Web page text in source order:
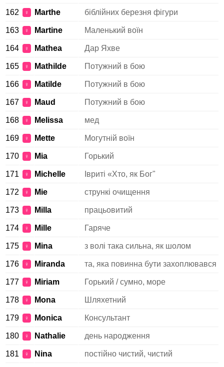
162 ♀ Marthe біблійних березня фігури
163 ♀ Martine Маленький воїн
164 ♀ Mathea Дар Яхве
165 ♀ Mathilde Потужний в бою
166 ♀ Matilde Потужний в бою
167 ♀ Maud Потужний в бою
168 ♀ Melissa мед
169 ♀ Mette Могутній воїн
170 ♀ Mia Горький
171 ♀ Michelle Івриті «Хто, як Бог"
172 ♀ Mie стрункі очищення
173 ♀ Milla працьовитий
174 ♀ Mille Гаряче
175 ♀ Mina з волі така сильна, як шолом
176 ♀ Miranda та, яка повинна бути захоплювався
177 ♀ Miriam Горький / сумно, море
178 ♀ Mona Шляхетний
179 ♀ Monica Консультант
180 ♀ Nathalie день народження
181 ♀ Nina постійно чистий, чистий